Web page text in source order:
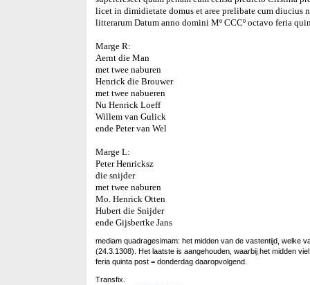
licet in dimidietate domus et aree prelibate cum diucius
litterarum Datum anno domini Mº CCCº octavo feria
Marge R:
Aernt die Man
met twee naburen
Henrick die Brouwer
met twee nabueren
Nu Henrick Loeff
Willem van Gulick
ende Peter van Wel
Marge L:
Peter Henricksz
die snijder
met twee naburen
Mo. Henrick Otten
Hubert die Snijder
ende Gijsbertke Jans
mediam quadragesimam: het midden van de vastentijd, welke
(24.3.1308). Het laatste is aangehouden, waarbij het midden
feria quinta post = donderdag daaropvolgend.
Transfix.